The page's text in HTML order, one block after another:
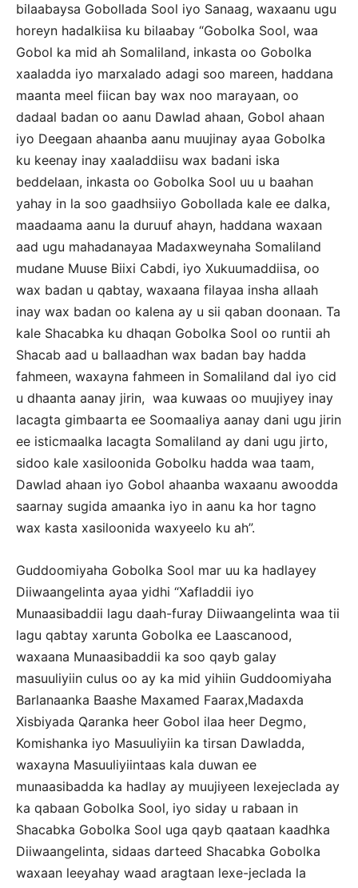
bilaabaysa Gobollada Sool iyo Sanaag, waxaanu ugu
horeyn hadalkiisa ku bilaabay “Gobolka Sool, waa
Gobol ka mid ah Somaliland, inkasta oo Gobolka
xaaladda iyo marxalado adagi soo mareen, haddana
maanta meel fiican bay wax noo marayaan, oo
dadaal badan oo aanu Dawlad ahaan, Gobol ahaan
iyo Deegaan ahaanba aanu muujinay ayaa Gobolka
ku keenay inay xaaladdiisu wax badani iska
beddelaan, inkasta oo Gobolka Sool uu u baahan
yahay in la soo gaadhsiiyo Gobollada kale ee dalka,
maadaama aanu la duruuf ahayn, haddana waxaan
aad ugu mahadanayaa Madaxweynaha Somaliland
mudane Muuse Biixi Cabdi, iyo Xukuumaddiisa, oo
wax badan u qabtay, waxaana filayaa insha allaah
inay wax badan oo kalena ay u sii qaban doonaan. Ta
kale Shacabka ku dhaqan Gobolka Sool oo runtii ah
Shacab aad u ballaadhan wax badan bay hadda
fahmeen, waxayna fahmeen in Somaliland dal iyo cid
u dhaanta aanay jirin, waa kuwaas oo muujiyey inay
lacagta gimbaarta ee Soomaaliya aanay dani ugu jirin
ee isticmaalka lacagta Somaliland ay dani ugu jirto,
sidoo kale xasiloonida Gobolku hadda waa taam,
Dawlad ahaan iyo Gobol ahaanba waxaanu awoodda
saarnay sugida amaanka iyo in aanu ka hor tagno
wax kasta xasiloonida waxyeelo ku ah”.
Guddoomiyaha Gobolka Sool mar uu ka hadlayey
Diiwaangelinta ayaa yidhi “Xafladdii iyo
Munaasibaddii lagu daah-furay Diiwaangelinta waa tii
lagu qabtay xarunta Gobolka ee Laascanood,
waxaana Munaasibaddii ka soo qayb galay
masuuliyiin culus oo ay ka mid yihiin Guddoomiyaha
Barlanaanka Baashe Maxamed Faarax,Madaxda
Xisbiyada Qaranka heer Gobol ilaa heer Degmo,
Komishanka iyo Masuuliyiin ka tirsan Dawladda,
waxayna Masuuliyiintaas kala duwan ee
munaasibadda ka hadlay ay muujiyeen lexejeclada ay
ka qabaan Gobolka Sool, iyo siday u rabaan in
Shacabka Gobolka Sool uga qayb qaataan kaadhka
Diiwaangelinta, sidaas darteed Shacabka Gobolka
waxaan leeyahay waad aragtaan lexe-jeclada la